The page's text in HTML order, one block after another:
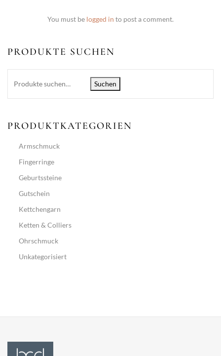
PRODUKTE SUCHEN
Suchen
PRODUKTKATEGORIEN
Armschmuck
Fingerringe
Geburtssteine
Gutschein
Kettchengarn
Ketten & Colliers
Ohrschmuck
Unkategorisiert
You must be logged in to post a comment.